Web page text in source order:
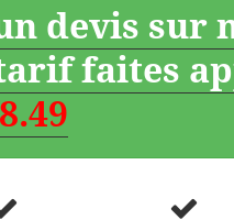
devis sur
faites